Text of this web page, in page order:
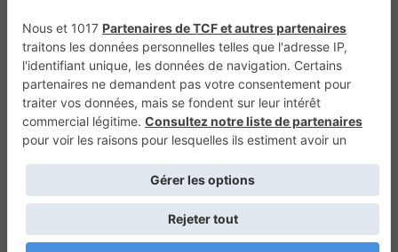
Génération Sans Permis VTTAE.fr
Trail Adventure
Boutique CPPRESSE Escapade Maisons A Vivre